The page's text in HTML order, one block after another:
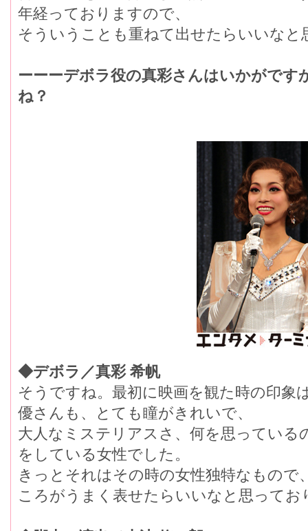
年経っておりますので、
そういうことも重ねて出せたらいいなと
ーーーデボラ役の真彩さんはいかがです
ね？
◆デボラ／真彩 希帆
そうですね。最初に映画を観た時の印象
優さんも、とても瞳がきれいで、
大人なミステリアスさ、何を思っている
をしている女性でした。
きっとそれはその時の女性独特なもので
ころがうまく表せたらいいなと思ってお